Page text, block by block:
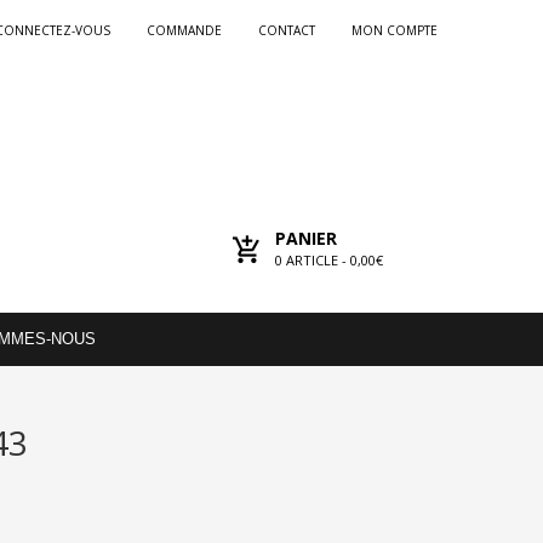
MON COMPTE
CONTACT
COMMANDE
VOUS
PANIER
0 ARTICLE - 0,00€
NOUS